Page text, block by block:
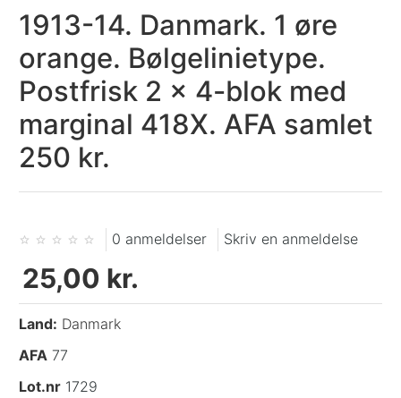
1913-14. Danmark. 1 øre
orange. Bølgelinietype.
Postfrisk 2 x 4-blok med
marginal 418X. AFA samlet
250 kr.
0 anmeldelser Skriv en anmeldelse
25,00 kr.
Land: Danmark
AFA 77
Lot.nr 1729